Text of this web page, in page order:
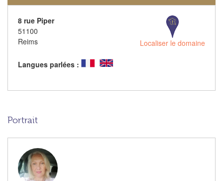
8 rue Piper
51100
Reims
Localiser le domaine
Langues parlées :
Portrait